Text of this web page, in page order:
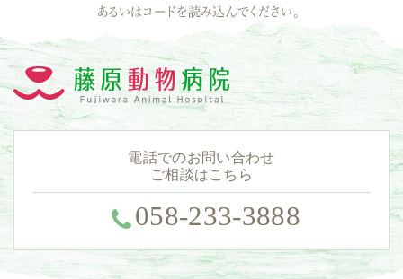
あるいはコードを読み込んでください。
電話でのお問い合わせ
ご相談はこちら
058-233-3888